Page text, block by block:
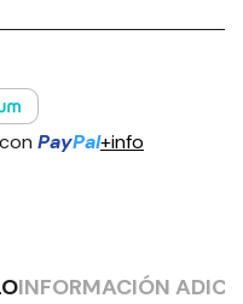
PayPal+info
INFORMACIÓN